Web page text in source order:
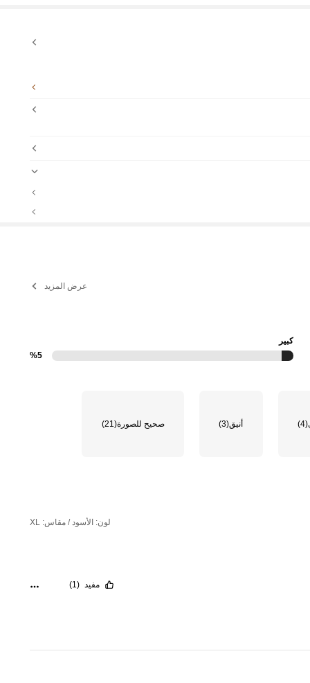
عرض المزيد
كبير
%5
(4) أنيق(3) صحيح للصورة(21)
لون: الأسود / مقاس: XL
مفيد (1)